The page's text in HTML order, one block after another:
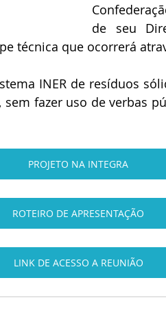
de seu
técnica que ocorrerá
INER de resíduos
fazer uso de verbas
PROJETO NA INTEGRA
ROTEIRO DE APRESENTAÇÃO
LINK DE ACESSO A REUNIÃO